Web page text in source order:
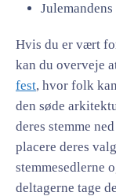
Julemandens
Hvis du er vært
kan du overveje
fest, hvor folk
den søde
deres stemme
placere deres
stemmesedlerne
deltagerne tage